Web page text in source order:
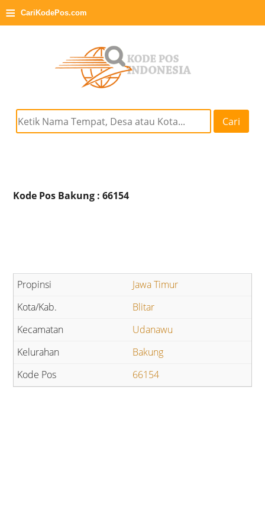
≡ CariKodePos.com
Cari
Kode Pos Bakung : 66154
Jawa Timur
Blitar
Udanawu
Bakung
66154